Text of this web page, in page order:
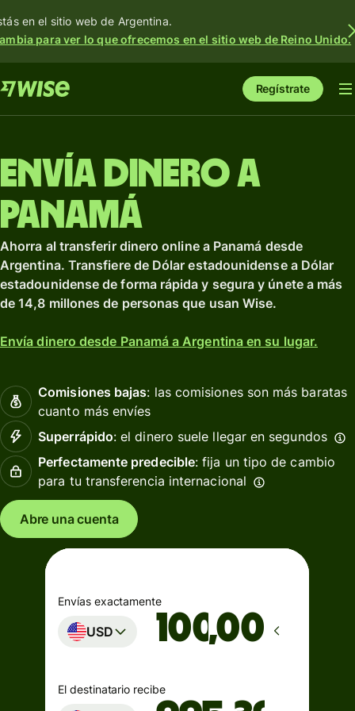
en el sitio web de Argentina.
para ver lo que ofrecemos en el sitio web de Reino Unido.
Regístrate
Envía dinero a
Panamá
Ahorra al transferir dinero online a Panamá desde
Argentina. Transfiere de Dólar estadounidense a Dólar
estadounidense de forma rápida y segura y únete a más
de 14,8 millones de personas que usan Wise.
Envía dinero desde Panamá a Argentina en su lugar.
Comisiones bajas: las comisiones son más baratas
cuanto más envíes
Superrápido: el dinero suele llegar en segundos
Perfectamente predecible: fija un tipo de cambio
para tu transferencia internacional
Abre una cuenta
Envías exactamente
USD ,00
El destinatario recibe